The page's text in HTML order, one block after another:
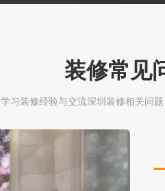
装修常见
学习装修经验与交流深圳装修相关问